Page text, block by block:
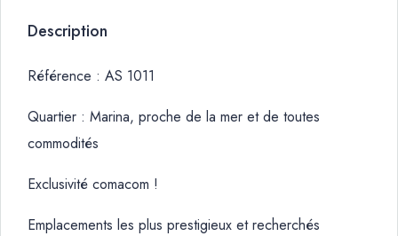
Description
Référence : AS 1011
Quartier : Marina, proche de la mer et de toutes
commodités
Exclusivité comacom !
Emplacements les plus prestigieux et recherchés